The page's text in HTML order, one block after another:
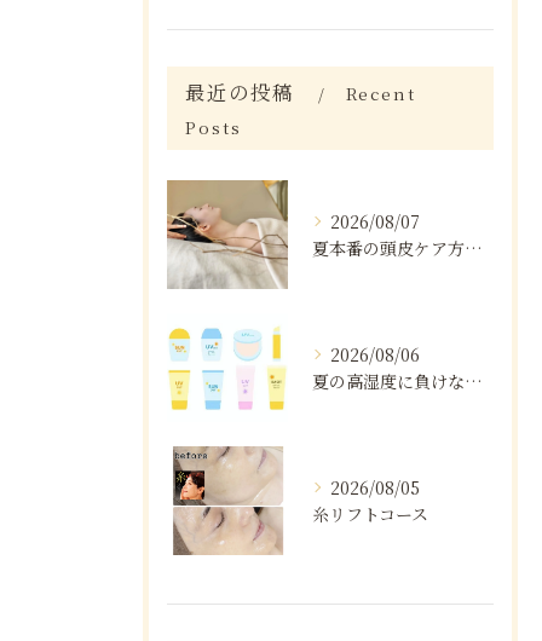
最近の投稿
Recent
Posts
2026/08/07
夏本番の頭皮ケア方法と注意点
2026/08/06
夏の高湿度に負けない肌ケア術
2026/08/05
糸リフトコース